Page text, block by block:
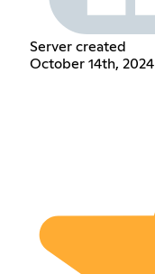
Server created
October 14th, 2024